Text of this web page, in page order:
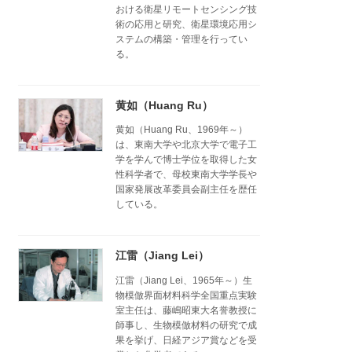
おける衛星リモートセンシング技
術の応用と研究、衛星環境応用シ
ステムの構築・管理を行ってい
る。
黄如（Huang Ru）
黄如（Huang Ru、1969年～）
は、東南大学や北京大学で電子工
学を学んで博士学位を取得した女
性科学者で、母校東南大学学長や
国家発展改革委員会副主任を歴任
している。
江雷（Jiang Lei）
江雷（Jiang Lei、1965年～）生
物模倣界面材料科学全国重点実験
室主任は、藤嶋昭東大名誉教授に
師事し、生物模倣材料の研究で成
果を挙げ、日経アジア賞などを受